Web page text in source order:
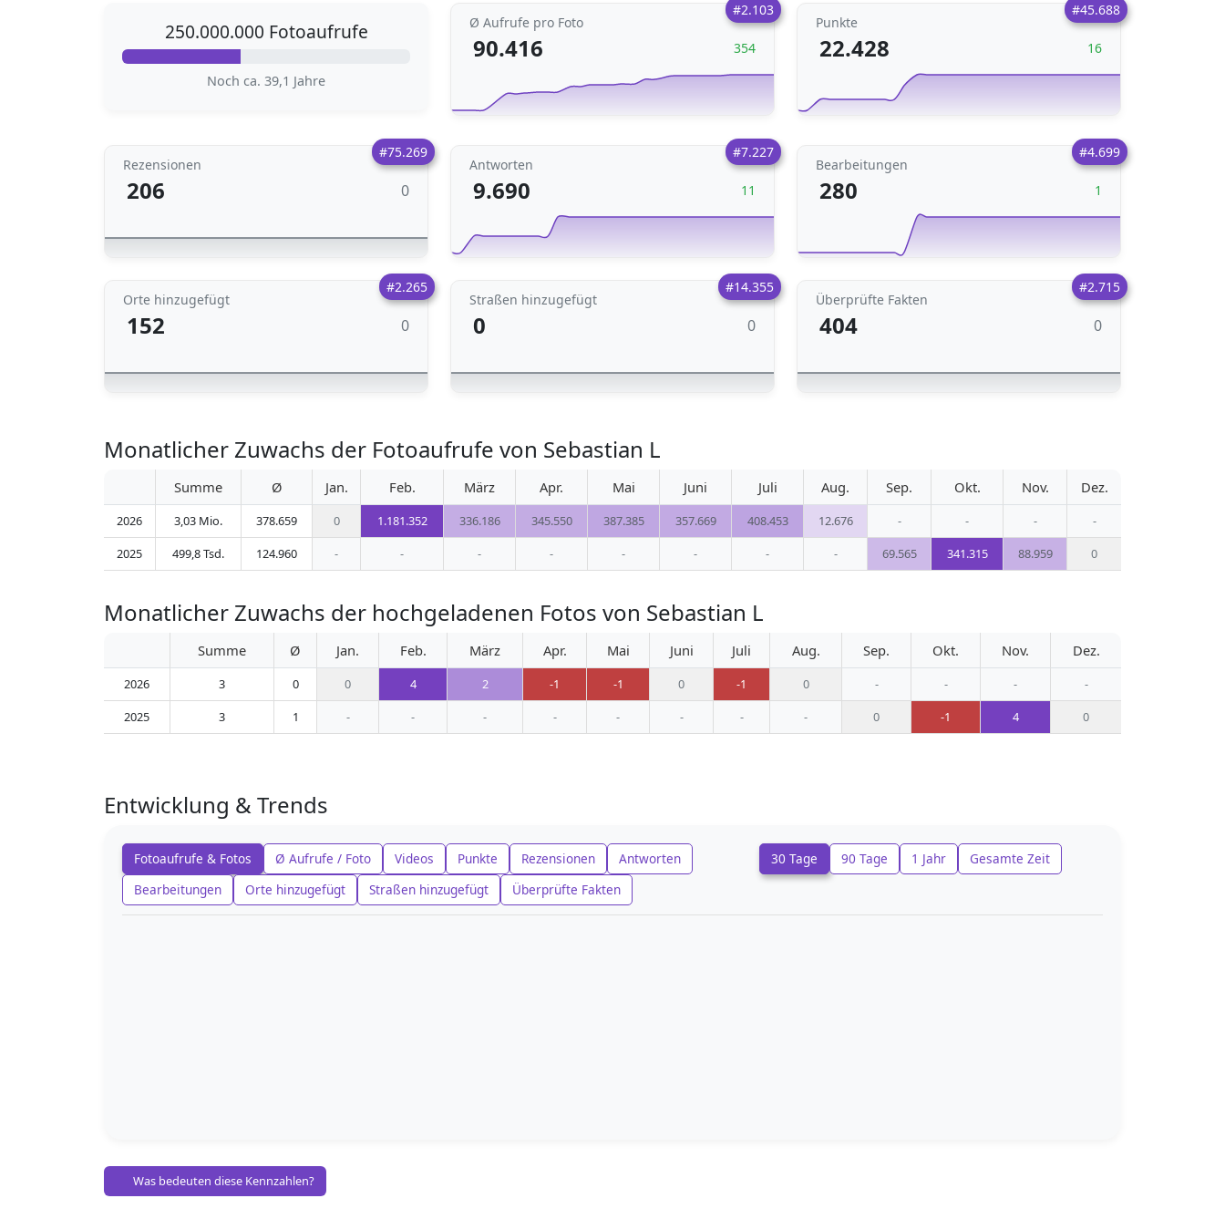
250.000.000 Fotoaufrufe
Noch ca. 39,1 Jahre
#2.103
Ø Aufrufe pro Foto
90.416 354
#45.688
Punkte
22.428 16
#75.269
Rezensionen
206 0
#7.227
Antworten
9.690 11
#4.699
Bearbeitungen
280 1
#2.265
Orte hinzugefügt
152 0
#14.355
Straßen hinzugefügt
0 0
#2.715
Überprüfte Fakten
404 0
Monatlicher Zuwachs der Fotoaufrufe von Sebastian L
Summe Ø Jan. Feb. März Apr. Mai Juni Juli Aug. Sep. Okt. Nov. Dez.
2026 3,03 Mio. 378.659 0 1.181.352 336.186 345.550 387.385 357.669 408.453 12.676 - - -
-
2025
499,8 Tsd. 124.960 - - - - - - - - 69.565 341.315 88.959 0
Monatlicher Zuwachs der hochgeladenen Fotos von Sebastian L
Summe Ø Jan. Feb. März Apr. Mai Juni Juli Aug. Sep. Okt. Nov. Dez.
2026 3 0 0 4 2 -1 -1 0 -1 0 - - -
-
2025
3 1 - - - - - - - - 0 -1 4 0
Entwicklung & Trends
Fotoaufrufe & Fotos Ø Aufrufe / Foto Videos Punkte Rezensionen
Antworten
Bearbeitungen
Orte hinzugefügt Straßen hinzugefügt Überprüfte Fakten
30 Tage 90 Tage 1 Jahr Gesamte Zeit
Was bedeuten diese Kennzahlen?